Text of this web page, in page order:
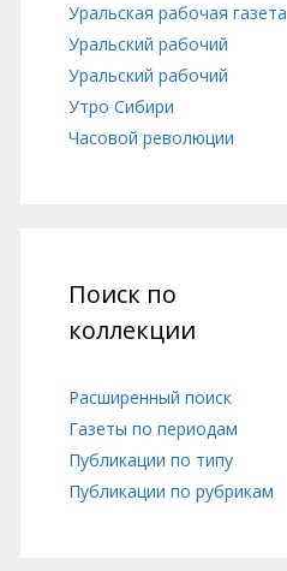
Уральская рабочая газета
Уральский рабочий
Уральский рабочий
Утро Сибири
Часовой революции
Поиск по
коллекции
Расширенный поиск
Газеты по периодам
Публикации по типу
Публикации по рубрикам